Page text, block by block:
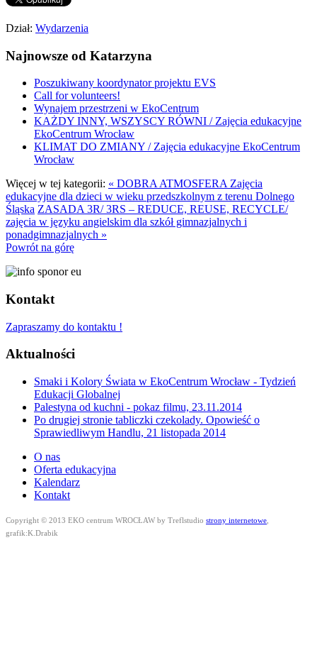
Dział: Wydarzenia
Najnowsze od Katarzyna
Poszukiwany koordynator projektu EVS
Call for volunteers!
Wynajem przestrzeni w EkoCentrum
KAŻDY INNY, WSZYSCY RÓWNI / Zajęcia edukacyjne
EkoCentrum Wrocław
KLIMAT DO ZMIANY / Zajęcia edukacyjne EkoCentrum
Wrocław
Więcej w tej kategorii: « DOBRA ATMOSFERA Zajęcia
edukacyjne dla dzieci w wieku przedszkolnym z terenu Dolnego
Śląska ZASADA 3R/ 3RS – REDUCE, REUSE, RECYCLE/
zajęcia w języku angielskim dla szkół gimnazjalnych i
ponadgimnazjalnych »
Powrót na górę
Kontakt
Zapraszamy do kontaktu !
Aktualności
Smaki i Kolory Świata w EkoCentrum Wrocław - Tydzień
Edukacji Globalnej
Palestyna od kuchni - pokaz filmu, 23.11.2014
Po drugiej stronie tabliczki czekolady. Opowieść o
Sprawiedliwym Handlu, 21 listopada 2014
O nas
Oferta edukacyjna
Kalendarz
Kontakt
Copyright © 2013 EKO centrum WROCŁAW by Treflstudio strony internetowe
grafik:K.Drabik